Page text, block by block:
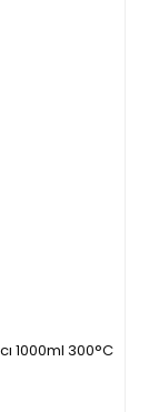
1000ml 300°C